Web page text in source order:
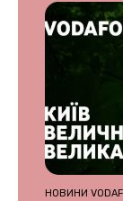
НОВИНИ